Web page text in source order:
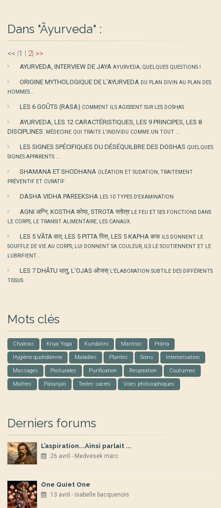
Dans "Āyurveda" :
<< |1 | 2| >>
AYURVEDA, INTERVIEW DE JAYA AYURVEDA, QUELQUES QUESTIONS !
ORIGINE MYTHOLOGIQUE DE L’AYURVEDA DU PLAN DIVIN AU PLAN DES
HOMMES...
LES 6 GOÛTS (RASA) COMMENT ILS AGISSENT SUR LES DOSHAS
AYURVEDA, LES 12 CARACTÉRISTIQUES, LES 9 PRINCIPES, LES 8
DISCIPLINES.
MÉDECINE QUI TRAITE L'INDIVIDU COMME UN TOUT ...
LES SIGNES SPÉCIFIQUES DU DÉSÉQUILBRE DES DOSHAS QUELQUES
SIGNES APPARENTS ...
SHAMANA ET SHODHANA OLÉATION ET SUDATION, TRAITEMENT
PRÉVENTIF ET CURATIF
DASHA VIDHA PAREEKSHA LES 10 TYPES D'EXAMINATION
AGNI अग्नि, KOSTHA कोष्ठ, STROTA स्तोत्र LE FEU ET SES FONCTIONS DANS
LE CORPS, LE TRANSIT ALIMENTAIRE, LES CANAUX.
LES 5 VĀTA वात, LES 5 PITTA पित्त, LES 5 KAPHA कफ ILS DONNENT LE
SOUFFLE DE VIE AU CORPS, LUI DONNENT SA COULEUR, ILS LE SOUTIENNENT ET LE
LUBRIFIENT...
LES 7 DHĀTU धातु, L’OJAS ओजस् L'ÉLABORATION SUBTILE DES DIFFÉRENTS
TISSUS
Mots clés
Chakras Kriya Yoga Kundalini Mantras Prâna
Hygiène quotidienne Maladies Plantes Soins Interiorisation
Massages Posturales Purification Respiration Coutumes
Maîtres Patanjali Textes sacrés Voies philosophiques
Derniers forums
L’aspiration...Ainsi parlait ...
26 avril - Medvesek marc
One Quiet One
13 avril - isabelle bacquenois